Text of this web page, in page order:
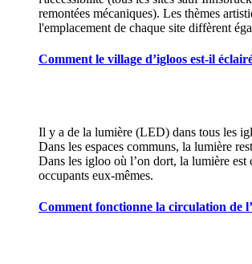
remontées mécaniques). Les thèmes
l'emplacement de chaque site diffèrent
Comment le village d’igloos est-il
Il y a de la lumière (LED) dans tous les
Dans les espaces communs, la lumière
Dans les igloo où l’on dort, la lumière est
occupants eux-mêmes.
Comment fonctionne la circulation de